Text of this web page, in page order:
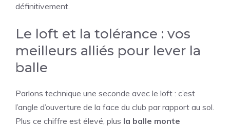
définitivement.
Le loft et la tolérance : vos
meilleurs alliés pour lever la
balle
Parlons technique une seconde avec le loft : c’est
l’angle d’ouverture de la face du club par rapport au sol.
Plus ce chiffre est élevé, plus la balle monte